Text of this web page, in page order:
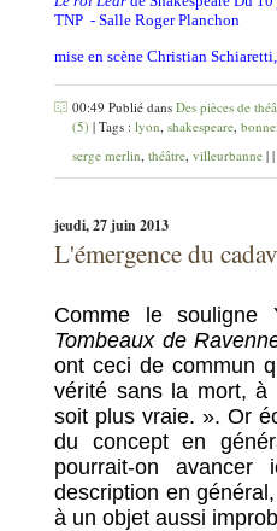
TNP - Salle Roger Planchon
mise en scène Christian
00:49 Publié dans Des pièces de
(5) | Tags : lyon shakespeare
serge merlin théâtre villeurbanne | |
jeudi, 27 juin 2013
L'émergence du
Comme le souligne
Tombeaux de
ont ceci de commun
vérité sans la mort,
soit plus vraie. ». Or
du concept en
pourrait-on
description en
à un objet aussi